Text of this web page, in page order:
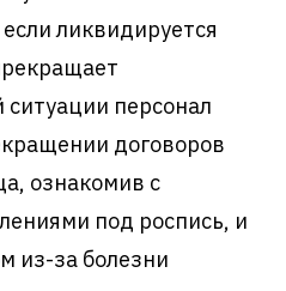
ликвидируется
ситуации персонал
договоров
ознакомив с
под роспись, и
из-за болезни